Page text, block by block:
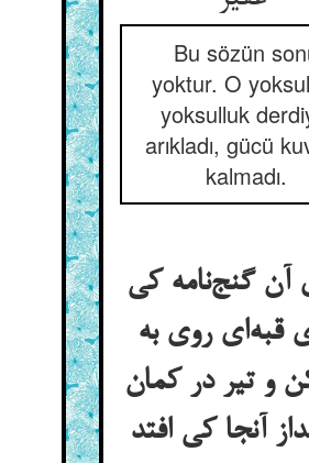
Bu sözün
yoktur. O
yoksulluk
arıkladı, gücü
kalmadı.
آن گنج‌نامه کی
قبه‌ای روی به
و تیر در کمان
آنجا کی افتد